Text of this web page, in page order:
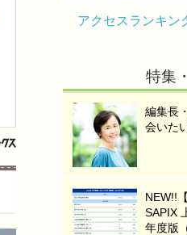
アクセスランキン
特集
編集長
会いた
NEW!!
SAPIX
年度版